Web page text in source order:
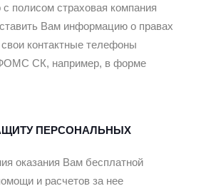
полисом страховая компания
Вам информацию о правах
контактные телефоны
СК, например, в форме
ПЕРСОНАЛЬНЫХ
оказания Вам бесплатной
и расчетов за нее